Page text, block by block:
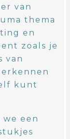
van
thema
en
zoals je
van
kunt
we een